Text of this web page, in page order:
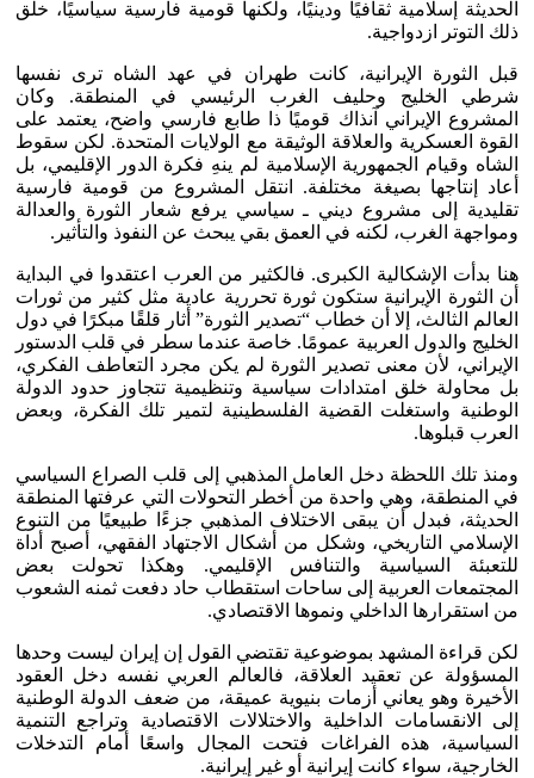
الحديثة إسلامية ثقافيًا ودينيًا، ولكنها قومية فارسية سياسيًا، خلق
ذلك التوتر ازدواجية.
قبل الثورة الإيرانية، كانت طهران في عهد الشاه ترى نفسها
شرطي الخليج وحليف الغرب الرئيسي في المنطقة. وكان
المشروع الإيراني آنذاك قوميًا ذا طابع فارسي واضح، يعتمد على
القوة العسكرية والعلاقة الوثيقة مع الولايات المتحدة. لكن سقوط
الشاه وقيام الجمهورية الإسلامية لم ينهِ فكرة الدور الإقليمي، بل
أعاد إنتاجها بصيغة مختلفة. انتقل المشروع من قومية فارسية
تقليدية إلى مشروع ديني ـ سياسي يرفع شعار الثورة والعدالة
ومواجهة الغرب، لكنه في العمق بقي يبحث عن النفوذ والتأثير.
هنا بدأت الإشكالية الكبرى. فالكثير من العرب اعتقدوا في البداية
أن الثورة الإيرانية ستكون ثورة تحررية عادية مثل كثير من ثورات
العالم الثالث، إلا أن خطاب “تصدير الثورة” أثار قلقًا مبكرًا في دول
الخليج والدول العربية عمومًا. خاصة عندما سطر في قلب الدستور
الإيراني، لأن معنى تصدير الثورة لم يكن مجرد التعاطف الفكري،
بل محاولة خلق امتدادات سياسية وتنظيمية تتجاوز حدود الدولة
الوطنية واستغلت القضية الفلسطينية لتمير تلك الفكرة، وبعض
العرب قبلوها.
ومنذ تلك اللحظة دخل العامل المذهبي إلى قلب الصراع السياسي
في المنطقة، وهي واحدة من أخطر التحولات التي عرفتها المنطقة
الحديثة، فبدل أن يبقى الاختلاف المذهبي جزءًا طبيعيًا من التنوع
الإسلامي التاريخي، وشكل من أشكال الاجتهاد الفقهي، أصبح أداة
للتعبئة السياسية والتنافس الإقليمي. وهكذا تحولت بعض
المجتمعات العربية إلى ساحات استقطاب حاد دفعت ثمنه الشعوب
من استقرارها الداخلي ونموها الاقتصادي.
لكن قراءة المشهد بموضوعية تقتضي القول إن إيران ليست وحدها
المسؤولة عن تعقيد العلاقة، فالعالم العربي نفسه دخل العقود
الأخيرة وهو يعاني أزمات بنيوية عميقة، من ضعف الدولة الوطنية
إلى الانقسامات الداخلية والاختلالات الاقتصادية وتراجع التنمية
السياسية، هذه الفراغات فتحت المجال واسعًا أمام التدخلات
الخارجية، سواء كانت إيرانية أو غير إيرانية.